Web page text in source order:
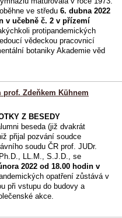
ve středu6. dubna 2022
v učebně č. 2 v přízemí
protipandemických
vědeckou pracovnicí
botaniky Akademie věd
prof. Zdeňkem Kühnem
Z BESEDY
beseda (již dvakrát
přijal pozvání soudce
soudu ČR prof. JUDr.
LL.M., S.J.D., se
2022 od 18.00 hodin v
opatření zůstává v
při vstupu do budovy a
akce.